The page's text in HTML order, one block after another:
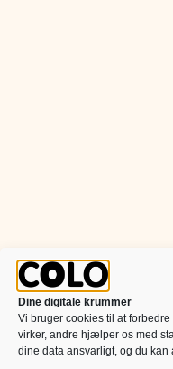
Dine digitale krummer
Vi bruger cookies til at
virker, andre hjælper os med
dine data ansvarligt, og du